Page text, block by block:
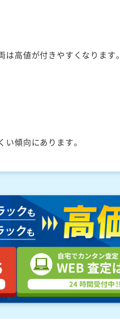
高値が付きやすくなります。
傾向にあります。